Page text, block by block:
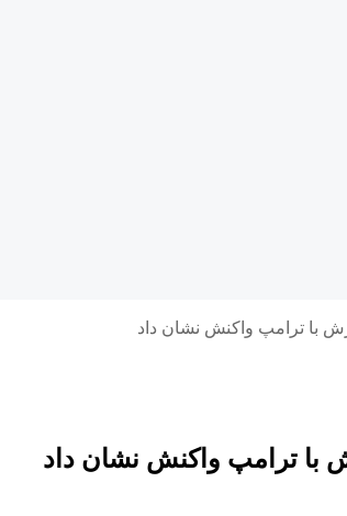
با ترامپ واکنش نشان داد
با ترامپ واکنش نشان داد